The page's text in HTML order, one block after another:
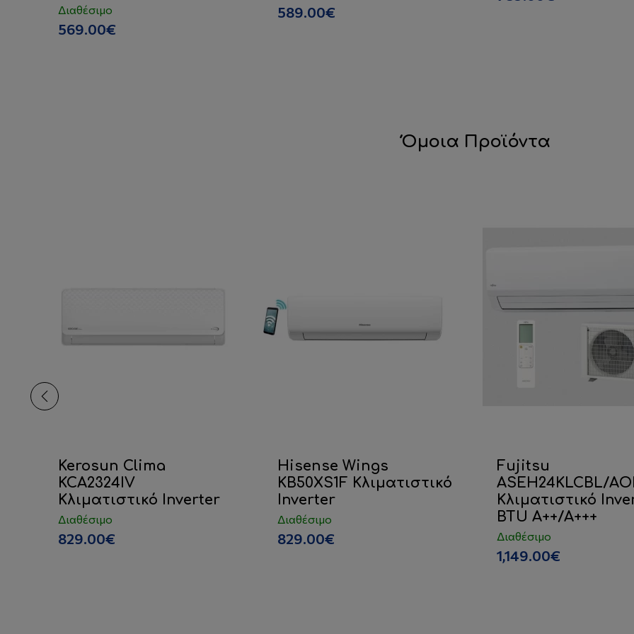
Διαθέσιμο
569.00€
589.00€
Όμοια Προϊόντα
Kerosun Clima
KCA2324IV
Κλιματιστικό Inverter
Διαθέσιμο
829.00€
Hisense Wings
KB50XS1F Κλιματιστικό
Inverter
Διαθέσιμο
829.00€
Fujitsu
ASEH24KLCBL/
Κλιματιστικό
BTU A++/A+++
Διαθέσιμο
1,149.00€